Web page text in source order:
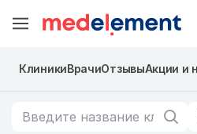
КлиникиВрачиОтзывыАкции и